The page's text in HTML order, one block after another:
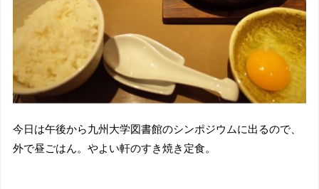
今日は午後から九州大学図書館のシンポジウムに出るので、
外で昼ごはん。やよい軒のすき焼き定食。